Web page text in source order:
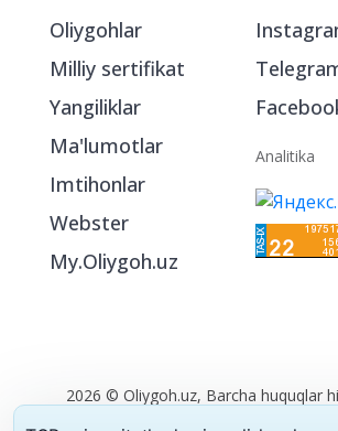
Oliygohlar
Milliy sertifikat
Yangiliklar
Ma'lumotlar
Imtihonlar
Webster
My.Oliygoh.uz
Analitika
2026 © Oliygoh.uz, Barcha huquqlar